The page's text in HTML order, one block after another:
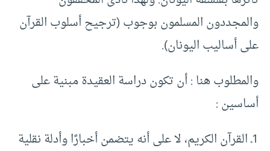
والمجددون المسلمون بوجوب (ترجيح أسلوب القرآن
على أساليب اليونان).
والمطلوب هنا : أن تكون دراسة العقيدة مبنية على
أساسين :
1ـ القرآن الكريم، لا على أنه يتضمن أخبارًا وأدلة نقلية